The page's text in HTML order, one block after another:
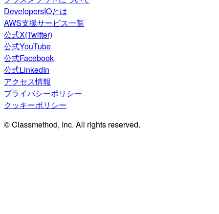
DevelopersIOとは
AWS支援サービス一覧
公式X(Twitter)
公式YouTube
公式Facebook
公式LinkedIn
アクセス情報
プライバシーポリシー
クッキーポリシー
© Classmethod, Inc. All rights reserved.